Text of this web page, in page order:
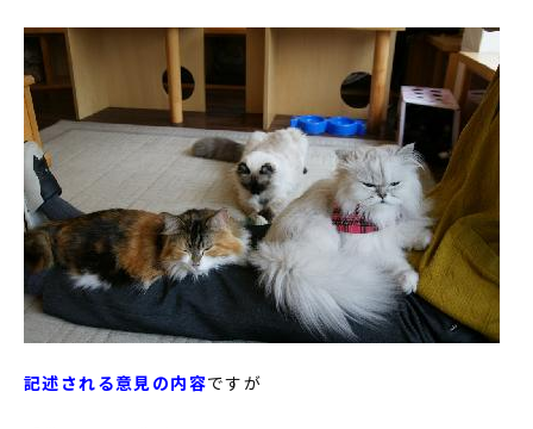
記述される意見の内容ですが